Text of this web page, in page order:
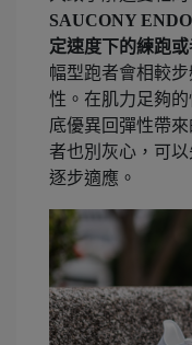
SAUCONY
定速度下的練跑
幅型跑者會相較
性。在肌力足夠
底優異回彈性帶
者也別灰心，可
逐步適應。